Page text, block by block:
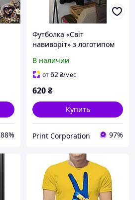
88%
Футболка «Світ
навиворіт» з логотипом
В наличии
от62₴/мес
620₴
Купить
Print Corporation 97%